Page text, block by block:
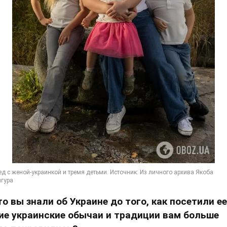
вы знали об Украине до того, как посетили
украинские обычаи и традиции вам больше